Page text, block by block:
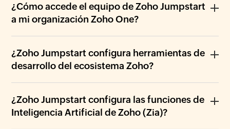
¿Cómo accede el equipo de Zoho Jumpstart
a mi organización Zoho One?
¿Zoho Jumpstart configura herramientas de
desarrollo del ecosistema Zoho?
¿Zoho Jumpstart configura las funciones de
Inteligencia Artificial de Zoho (Zia)?